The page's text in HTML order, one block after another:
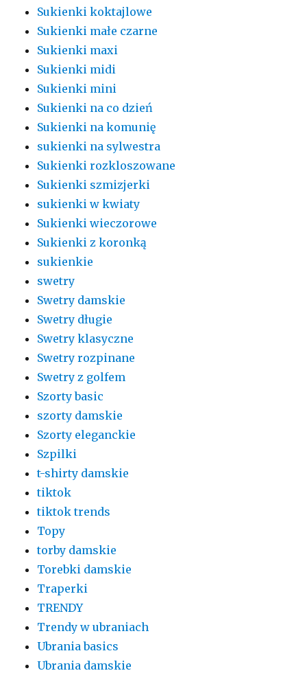
Sukienki koktajlowe
Sukienki małe czarne
Sukienki maxi
Sukienki midi
Sukienki mini
Sukienki na co dzień
Sukienki na komunię
sukienki na sylwestra
Sukienki rozkloszowane
Sukienki szmizjerki
sukienki w kwiaty
Sukienki wieczorowe
Sukienki z koronką
sukienkie
swetry
Swetry damskie
Swetry długie
Swetry klasyczne
Swetry rozpinane
Swetry z golfem
Szorty basic
szorty damskie
Szorty eleganckie
Szpilki
t-shirty damskie
tiktok
tiktok trends
Topy
torby damskie
Torebki damskie
Traperki
TRENDY
Trendy w ubraniach
Ubrania basics
Ubrania damskie